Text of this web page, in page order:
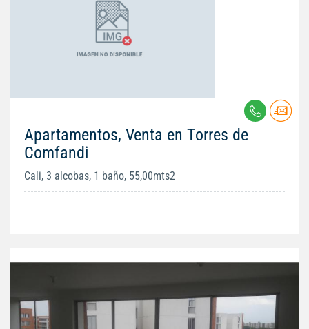
Apartamentos, Venta en Torres de
Comfandi
Cali, 3 alcobas, 1 baño, 55,00mts2